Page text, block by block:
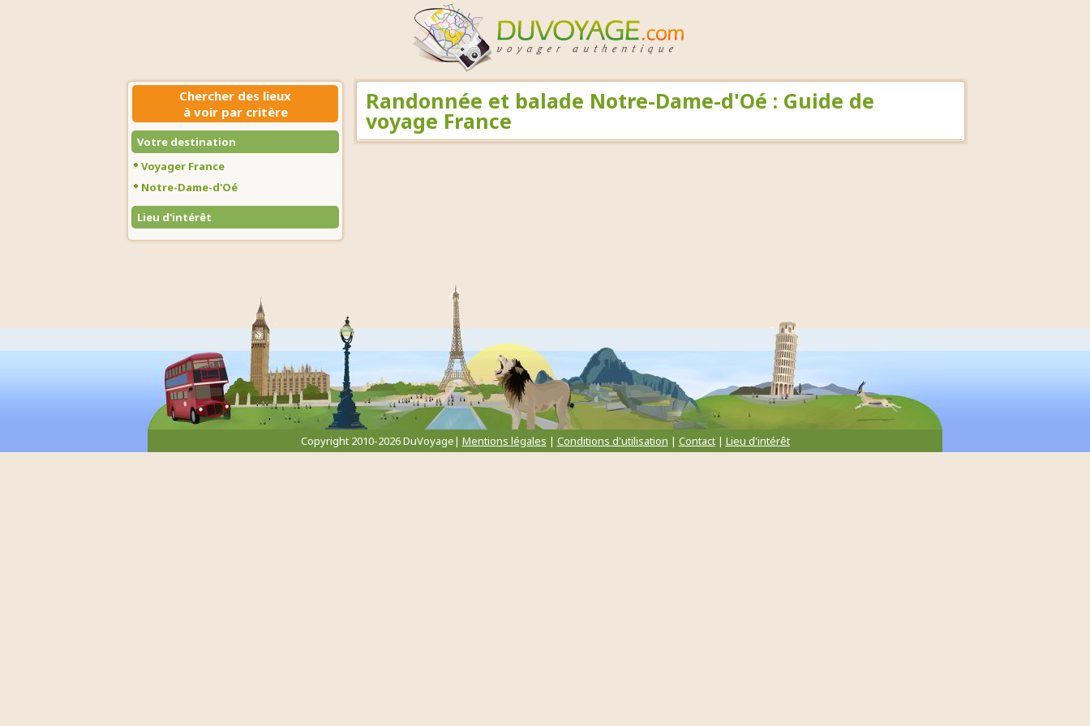
Chercher des lieux
à voir par critère
Votre destination
Voyager France
Notre-Dame-d'Oé
Lieu d'intérêt
Randonnée et balade Notre-Dame-d'Oé : Guide de
voyage France
Copyright 2010-2026 DuVoyage| Mentions légales | Conditions d'utilisation | Contact| Lieu d'intérêt